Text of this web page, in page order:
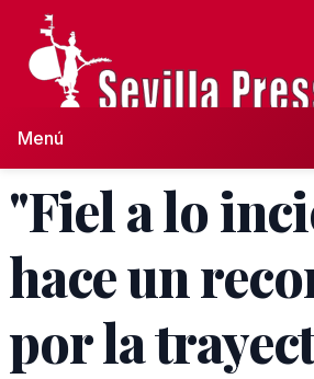
Menú
"Fiel a lo
hace un
por la